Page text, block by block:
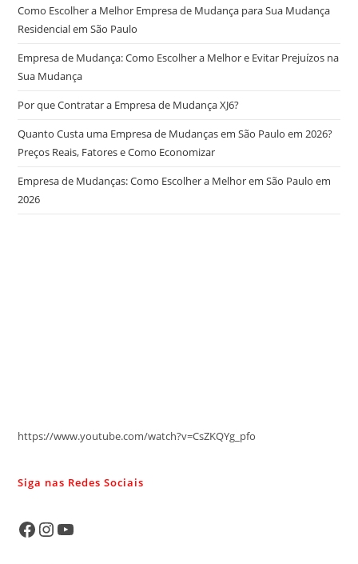
Como Escolher a Melhor Empresa de Mudança para Sua Mudança
Residencial em São Paulo
Empresa de Mudança: Como Escolher a Melhor e Evitar Prejuízos na
Sua Mudança
Por que Contratar a Empresa de Mudança XJ6?
Quanto Custa uma Empresa de Mudanças em São Paulo em 2026?
Preços Reais, Fatores e Como Economizar
Empresa de Mudanças: Como Escolher a Melhor em São Paulo em
2026
https://www.youtube.com/watch?v=CsZKQYg_pfo
Siga nas Redes Sociais